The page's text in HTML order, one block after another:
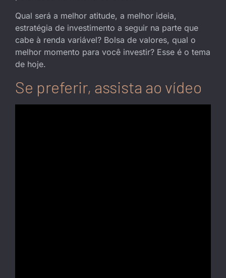
Qual será a melhor atitude, a melhor ideia,
estratégia de investimento a seguir na parte que
cabe à renda variável? Bolsa de valores, qual o
melhor momento para você investir? Esse é o tema
de hoje.
Se preferir, assista ao vídeo